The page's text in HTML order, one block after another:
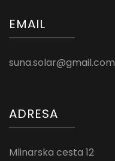
EMAIL
suna.solar@gmail.com
ADRESA
Mlinarska cesta 12